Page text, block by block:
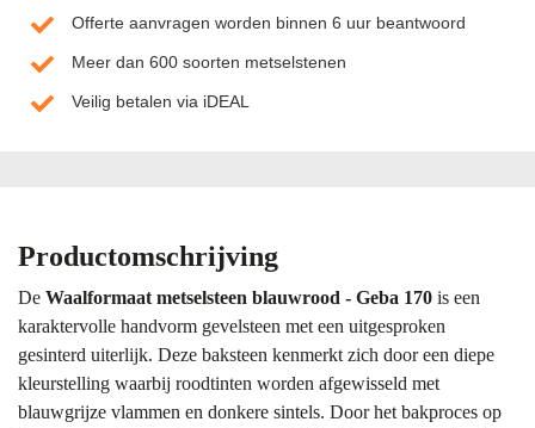
Offerte aanvragen worden binnen 6 uur beantwoord
Meer dan 600 soorten metselstenen
Veilig betalen via iDEAL
Productomschrijving
De Waalformaat metselsteen blauwrood - Geba 170 is een
karaktervolle handvorm gevelsteen met een uitgesproken
gesinterd uiterlijk. Deze baksteen kenmerkt zich door een diepe
kleurstelling waarbij roodtinten worden afgewisseld met
blauwgrijze vlammen en donkere sintels. Door het bakproces op